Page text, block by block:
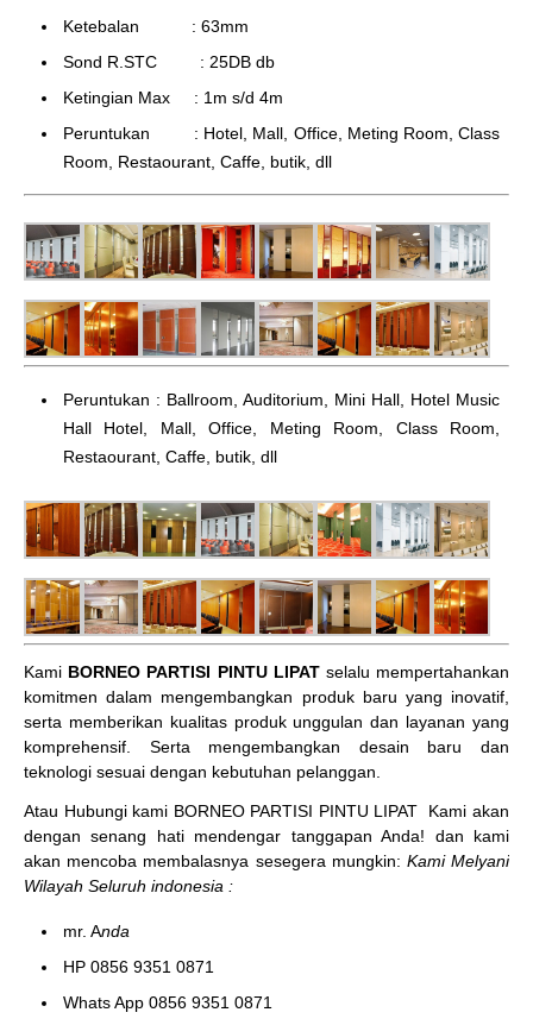
Ketebalan : 63mm
Sond R.STC : 25DB db
Ketingian Max : 1m s/d 4m
Peruntukan : Hotel, Mall, Office, Meting Room, Class
Room, Restaourant, Caffe, butik, dll
Peruntukan : Ballroom, Auditorium, Mini Hall, Hotel Music
Hall Hotel, Mall, Office, Meting Room, Class Room,
Restaourant, Caffe, butik, dll
Kami BORNEO PARTISI PINTU LIPATselalu mempertahankan
komitmen dalam mengembangkan produk baru yang inovatif,
serta memberikan kualitas produk unggulan dan layanan yang
komprehensif. Serta mengembangkan desain baru dan
teknologi sesuai dengan kebutuhan pelanggan.
Atau Hubungi kami BORNEO PARTISI PINTU LIPAT
Kami akan
dengan senang hati mendengar tanggapan Anda! dan kami
akan mencoba membalasnya sesegera mungkin: Kami Melyani
Wilayah Seluruh indonesia :
mr. Anda
HP 0856 9351 0871
Whats App 0856 9351 0871